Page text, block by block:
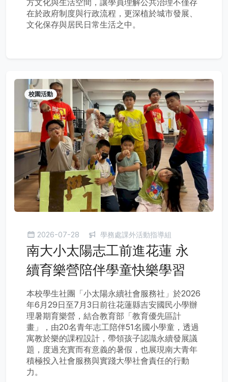
方文化與生活空間，讓學員理解公共治理不僅存
在於政府制度與行政流程，更深植於城市發展、
文化保存與居民日常生活之中。
校園活動
2026-07-28 學務處課外活動指導組
南大小太陽志工前進花蓮 永
續育樂營陪伴學童快樂學習
本校學生社團「小太陽永續社會服務社」於2026
年6月29日至7月3日前往花蓮縣吉安國民小學辦
理暑期育樂營，結合教育部「教育優先區計
畫」，由20名青年志工陪伴51名國小學童，透過
寓教於樂的課程設計，帶領孩子認識永續發展議
題，度過充實而有意義的暑假，也展現南大青年
積極投入社會服務與實踐大學社會責任的行動
力。